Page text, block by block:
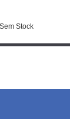
Sem Stock